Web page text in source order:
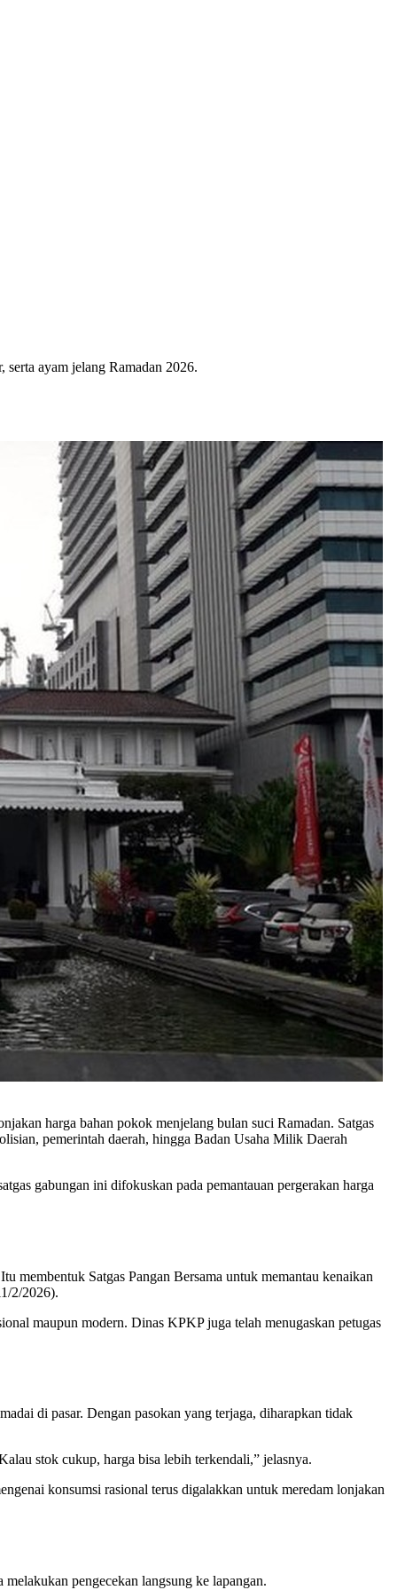
serta ayam jelang Ramadan 2026.
harga bahan pokok menjelang bulan suci Ramadan. Satgas
pemerintah daerah, hingga Badan Usaha Milik Daerah
gabungan ini difokuskan pada pemantauan pergerakan harga
membentuk Satgas Pangan Bersama untuk memantau kenaikan
2/2026).
maupun modern. Dinas KPKP juga telah menugaskan petugas
di pasar. Dengan pasokan yang terjaga, diharapkan tidak
stok cukup, harga bisa lebih terkendali,” jelasnya.
konsumsi rasional terus digalakkan untuk meredam lonjakan
pengecekan langsung ke lapangan.